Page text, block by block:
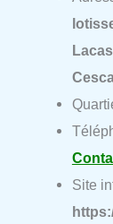
Site